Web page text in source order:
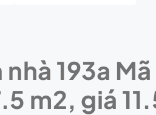
nhà 193a
m2, giá